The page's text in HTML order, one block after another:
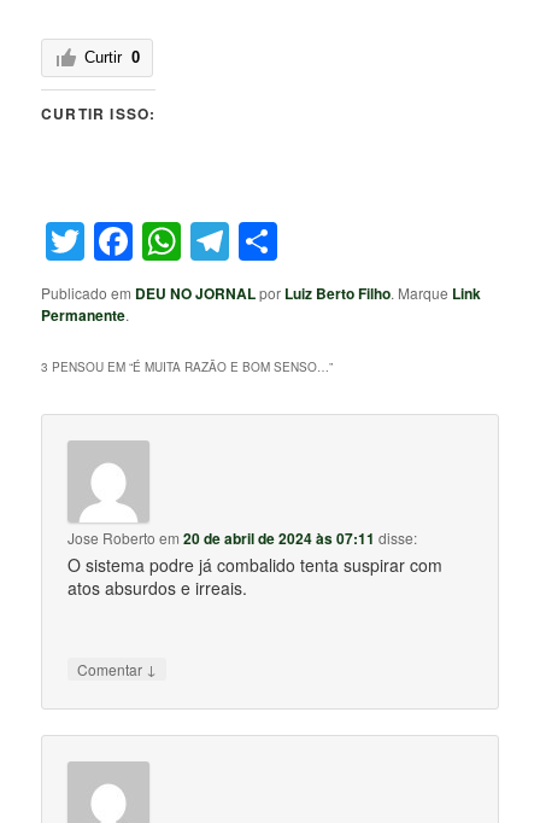
Curtir 0
CURTIR ISSO:
Twitter
Facebook
WhatsApp
Telegram
Publicado em DEU NO JORNALpor Luiz Berto Filho. Marque Link
Permanente.
3 PENSOU EM “É MUITA RAZÃO E BOM SENSO…”
Jose Roberto em20 de abril de 2024 às 07:11 disse:
O sistema podre já combalido tenta suspirar com
atos absurdos e irreais.
Comentar ↓